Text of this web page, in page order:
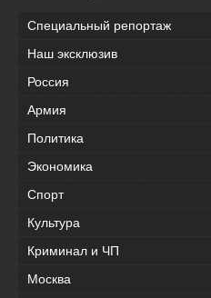
Специальный репортаж
Наш эксклюзив
Россия
Армия
Политика
Экономика
Спорт
Культура
Криминал и ЧП
Москва